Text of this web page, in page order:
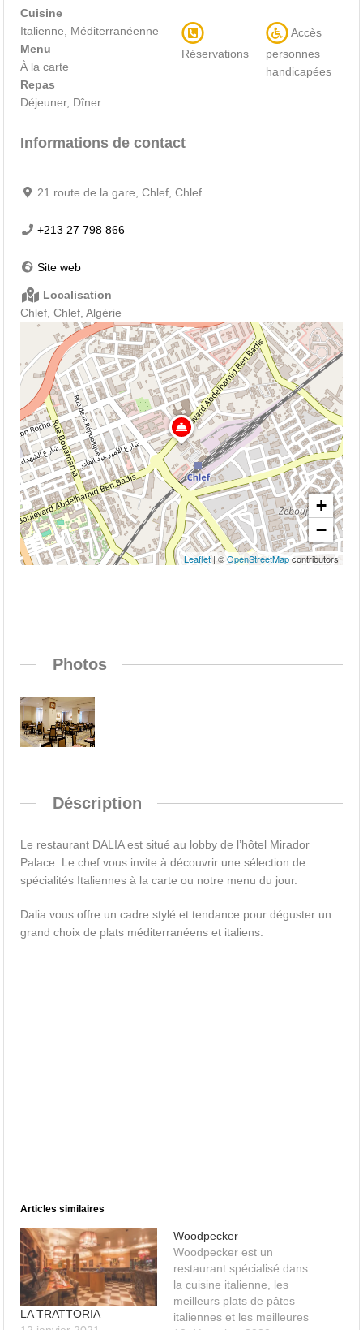
Cuisine
Italienne, Méditerranéenne
Menu
À la carte
Repas
Déjeuner, Dîner
Réservations
Accès
personnes
handicapées
Informations de contact
21 route de la gare, Chlef, Chlef
+213 27 798 866
Site web
Localisation
Chlef, Chlef, Algérie
+
−
Leaflet| ©OpenStreetMapcontributors
Photos
Déscription
Le restaurant DALIA est situé au lobby de l’hôtel Mirador
Palace. Le chef vous invite à découvrir une sélection de
spécialités Italiennes à la carte ou notre menu du jour.
Dalia vous offre un cadre stylé et tendance pour déguster un
grand choix de plats méditerranéens et italiens.
Articles similaires
LA TRATTORIA
Woodpecker
Woodpecker est un
restaurant spécialisé dans
la cuisine italienne, les
meilleurs plats de pâtes
italiennes et les meilleures